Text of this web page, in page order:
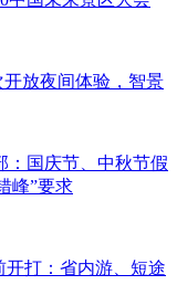
放夜间体验，智景
：国庆节、中秋节假
峰”要求
开打：省内游、短途